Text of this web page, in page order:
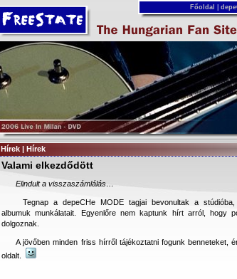
Főoldal
Hírek | Hírek
Valami elkezdődött
Elindult a visszaszámlálás…
Tegnap a depeCHe MODE tagjai bevonultak a
albumuk munkálatait. Egyenlőre nem kaptunk hírt arról, hogy
dolgoznak.
A jövőben minden friss hírről tájékoztatni fogunk benneteket,
oldalt.